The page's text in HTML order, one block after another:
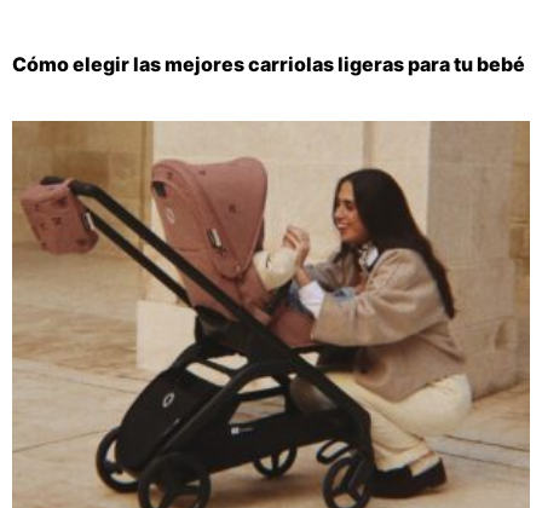
Cómo elegir las mejores carriolas ligeras para tu bebé